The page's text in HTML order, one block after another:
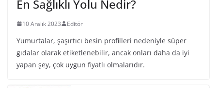
En Sağlıklı Yolu Nedir?
10 Aralık 2023 Editör
Yumurtalar, şaşırtıcı besin profilleri nedeniyle süper
gıdalar olarak etiketlenebilir, ancak onları daha da iyi
yapan şey, çok uygun fiyatlı olmalarıdır.